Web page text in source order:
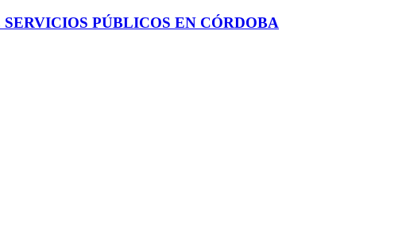
PÚBLICOS EN CÓRDOBA